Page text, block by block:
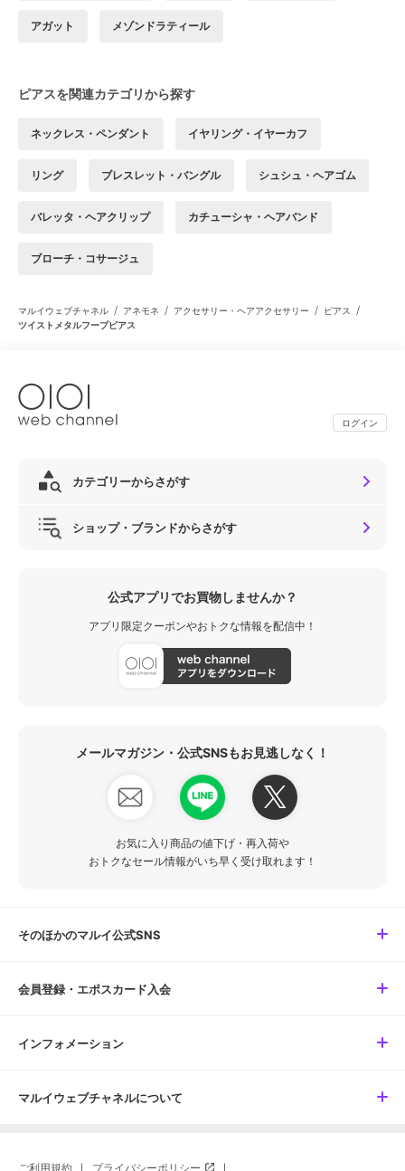
アガット メゾンドラティール
ピアスを関連カテゴリから探す
ネックレス・ペンダント イヤリング・イヤーカフ
リング ブレスレット・バングル シュシュ・ヘアゴム
バレッタ・ヘアクリップ カチューシャ・ヘアバンド
ブローチ・コサージュ
マルイウェブチャネル / アネモネ / アクセサリー・ヘアアクセサリー / ピアス /
ツイストメタルフープピアス
ログイン
カテゴリーからさがす
ショップ・ブランドからさがす
公式アプリでお買物しませんか？
アプリ限定クーポンやおトクな情報を配信中！
メールマガジン・公式SNSもお見逃しなく！
お気に入り商品の値下げ・再入荷や
おトクなセール情報がいち早く受け取れます！
そのほかのマルイ公式SNS
会員登録・エポスカード入会
インフォメーション
マルイウェブチャネルについて
ご利用規約 プライバシーポリシー